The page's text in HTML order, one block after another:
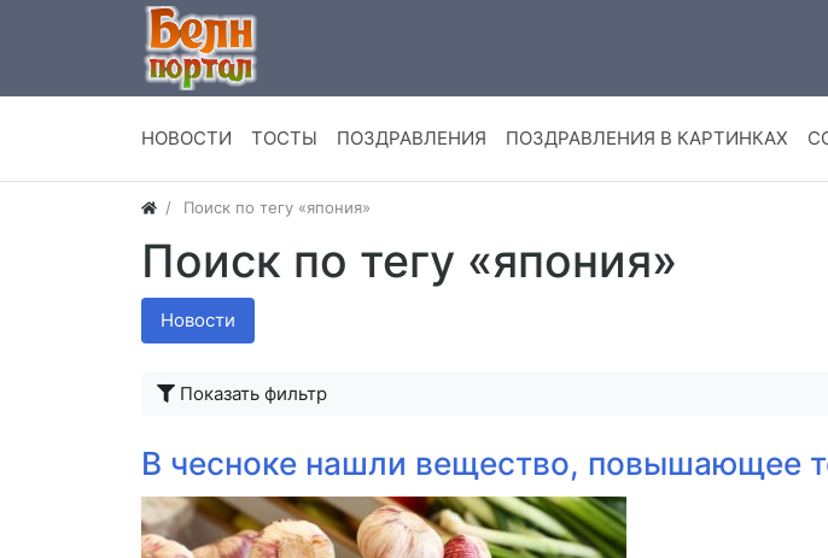
НОВОСТИ ТОСТЫ ПОЗДРАВЛЕНИЯ ПОЗДРАВЛЕНИЯ В КАРТИНКАХ
Поиск по тегу «япония»
Поиск по тегу «япония»
Новости
Показать фильтр
В чесноке нашли вещество, повышающее